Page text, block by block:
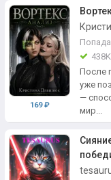
169 ₽
После
уже
—
мир...